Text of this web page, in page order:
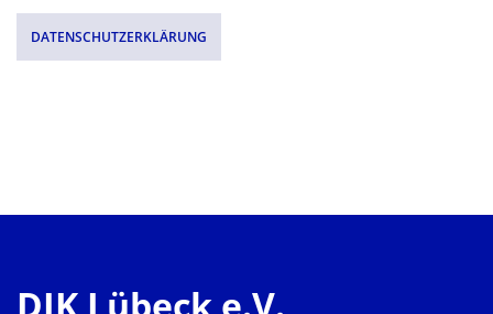
DATENSCHUTZERKLÄRUNG